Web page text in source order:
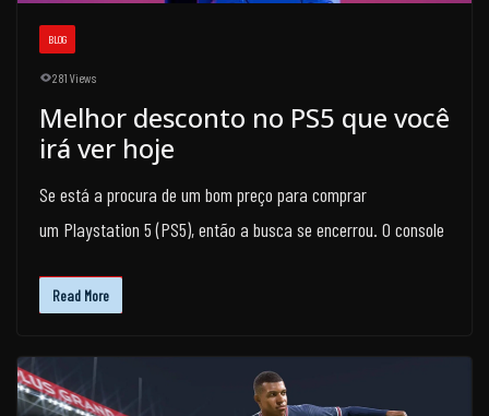
BLOG
281 Views
Melhor desconto no PS5 que você
irá ver hoje
Se está a procura de um bom preço para comprar
um Playstation 5 (PS5), então a busca se encerrou. O console
Read More